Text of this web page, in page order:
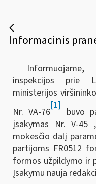
inspekcijos prie
ministerijos
Nr. VA-76
[1]
buvo
įsakymas Nr. V-45
mokesčio dalį
partijoms FR0512
formos užpildymo ir
Įsakymu nauja